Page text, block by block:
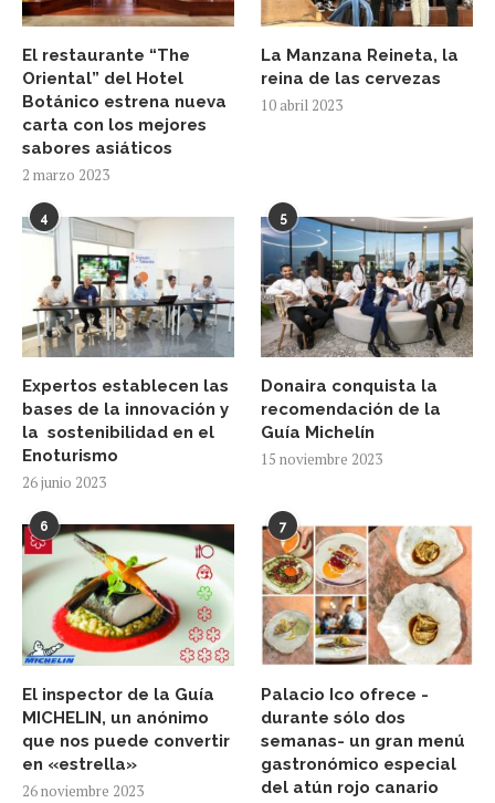
El restaurante “The
Oriental” del Hotel
Botánico estrena nueva
carta con los mejores
sabores asiáticos
2 marzo 2023
La Manzana Reineta, la
reina de las cervezas
10 abril 2023
4
Expertos establecen las
bases de la innovación y
la sostenibilidad en el
Enoturismo
26 junio 2023
5
Donaira conquista la
recomendación de la
Guía Michelín
15 noviembre 2023
6
El inspector de la Guía
MICHELIN, un anónimo
que nos puede convertir
en «estrella»
26 noviembre 2023
7
Palacio Ico ofrece -
durante sólo dos
semanas- un gran menú
gastronómico especial
del atún rojo canario